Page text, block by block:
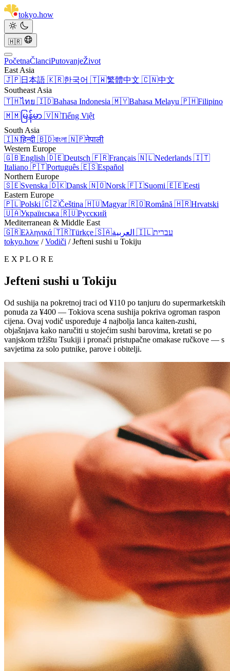
tokyo.how
🇭🇷
PočetnaČlanciPutovanjeŽivot
East Asia
🇯🇵日本語 🇰🇷한국어 🇹🇼繁體中文 🇨🇳中文
Southeast Asia
🇹🇭ไทย 🇮🇩Bahasa Indonesia 🇲🇾Bahasa Melayu 🇵🇭Filipino
🇲🇲 မြန်မာ 🇻🇳Tiếng Việt
South Asia
🇮🇳हिन्दी 🇧🇩বাংলা 🇳🇵नेपाली
Western Europe
🇬🇧English 🇩🇪Deutsch 🇫🇷Français 🇳🇱Nederlands 🇮🇹
Italiano 🇵🇹Português 🇪🇸Español
Northern Europe
🇸🇪Svenska 🇩🇰Dansk 🇳🇴Norsk 🇫🇮Suomi 🇪🇪Eesti
Eastern Europe
🇵🇱Polski 🇨🇿Čeština 🇭🇺Magyar🇷🇴Română 🇭🇷Hrvatski
🇺🇦Українська 🇷🇺Русский
Mediterranean & Middle East
🇬🇷Ελληνικά 🇹🇷Türkçe 🇸🇦 🇮🇱עברית
tokyo.how / Vodiči / Jefteni sushi u Tokiju
E X P L O R E
Jefteni sushi u Tokiju
Od sushija na pokretnoj traci od ¥110 po tanjuru do supermarketskih
ponuda za ¥400 — Tokiova scena sushija pokriva ogroman raspon
cijena. Ovaj vodič uspoređuje 4 najbolja lanca kaiten-zushi,
objašnjava kako naručiti u stojećim sushi barovima, kretati se po
vanjskom tržištu Tsukiji i pronaći pristupačne omakase ručkove — s
savjetima za solo putnike, parove i obitelji.